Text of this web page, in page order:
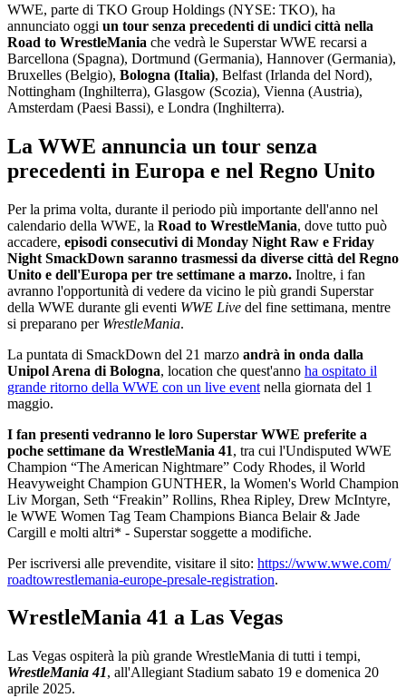
WWE, parte di TKO Group Holdings (NYSE: TKO), ha
annunciato oggi un tour senza precedenti di undici città nella
Road to WrestleMania che vedrà le Superstar WWE recarsi a
Barcellona (Spagna), Dortmund (Germania), Hannover (Germania),
Bruxelles (Belgio), Bologna (Italia), Belfast (Irlanda del Nord),
Nottingham (Inghilterra), Glasgow (Scozia), Vienna (Austria),
Amsterdam (Paesi Bassi), e Londra (Inghilterra).
La WWE annuncia un tour senza
precedenti in Europa e nel Regno Unito
Per la prima volta, durante il periodo più importante dell'anno nel
calendario della WWE, la Road to WrestleMania, dove tutto può
accadere, episodi consecutivi di Monday Night Raw e Friday
Night SmackDown saranno trasmessi da diverse città del Regno
Unito e dell'Europa per tre settimane a marzo. Inoltre, i fan
avranno l'opportunità di vedere da vicino le più grandi Superstar
della WWE durante gli eventi WWE Live del fine settimana, mentre
si preparano per WrestleMania.
La puntata di SmackDown del 21 marzo andrà in onda dalla
Unipol Arena di Bologna, location che quest'anno ha ospitato il
grande ritorno della WWE con un live event nella giornata del 1
maggio.
I fan presenti vedranno le loro Superstar WWE preferite a
poche settimane da WrestleMania 41, tra cui l'Undisputed WWE
Champion “The American Nightmare” Cody Rhodes, il World
Heavyweight Champion GUNTHER, la Women's World Champion
Liv Morgan, Seth “Freakin” Rollins, Rhea Ripley, Drew McIntyre,
le WWE Women Tag Team Champions Bianca Belair & Jade
Cargill e molti altri* - Superstar soggette a modifiche.
Per iscriversi alle prevendite, visitare il sito: https://www.wwe.com/
roadtowrestlemania-europe-presale-registration.
WrestleMania 41 a Las Vegas
Las Vegas ospiterà la più grande WrestleMania di tutti i tempi,
WrestleMania 41, all'Allegiant Stadium sabato 19 e domenica 20
aprile 2025.